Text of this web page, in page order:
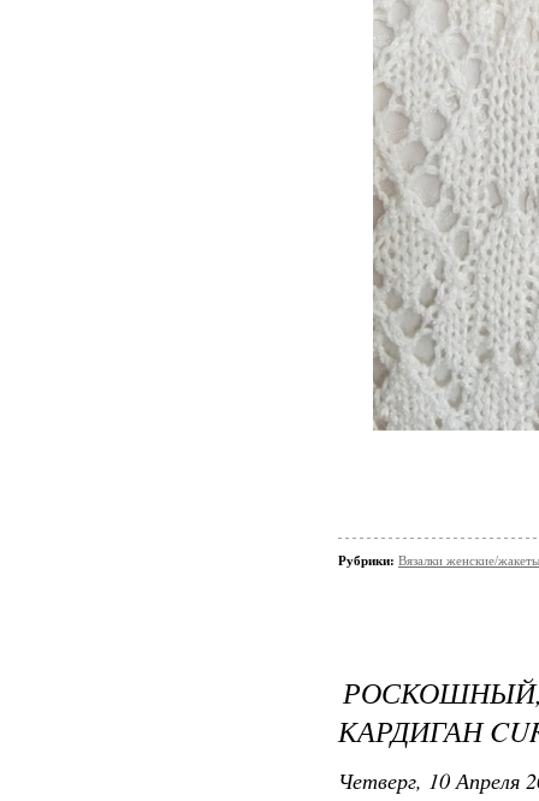
Рубрики: Вязалки женские/жакеты
КАРДИГАН
Четверг, 10 Апреля